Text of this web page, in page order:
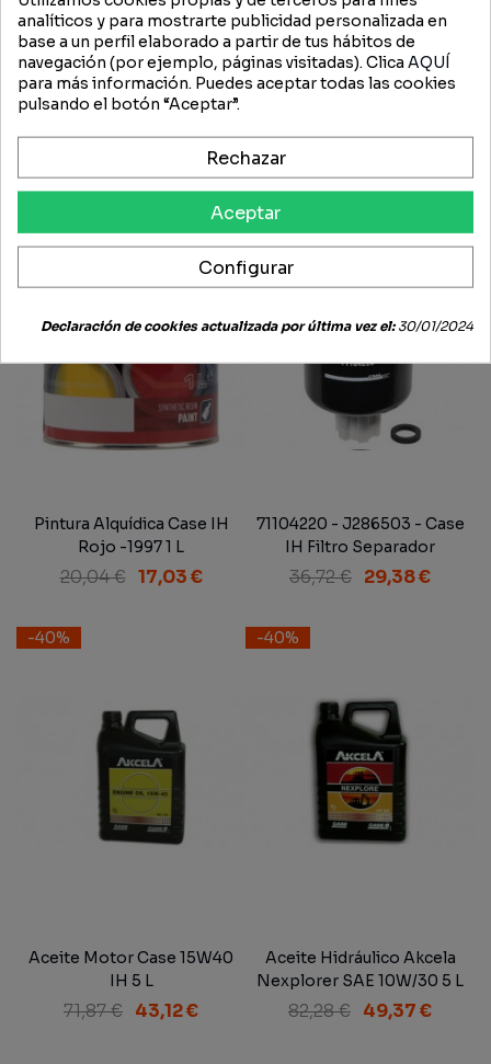
Aceite Hidráulico Case IH
Akcela Nexplorer SAE
10W/30 20 L MAT 3525
294,51 € 176,71 €
cristal superior puerta
242,61 € 206,21 €
Pintura Alquídica Case IH
Rojo -1997 1 L
20,04 € 17,03 €
-20%
71104220 - J286503 - Case
IH Filtro Separador
Combustible Blindado
36,72 € 29,38 €
-40%
Aceite Motor Case 15W40
IH 5 L
71,87 € 43,12 €
-40%
Aceite Hidráulico Akcela
Nexplorer SAE 10W/30 5 L
(1751) MAT 3525
82,28 € 49,37 €
analíticos y para mostrarte publicidad personalizada en
base a un perfil elaborado a partir de tus hábitos de
navegación (por ejemplo, páginas visitadas). Clica AQUÍ
para más información. Puedes aceptar todas las cookies
pulsando el botón “Aceptar”.
Rechazar
Aceptar
Configurar
Declaración de cookies actualizada por última vez el:30/01/2024